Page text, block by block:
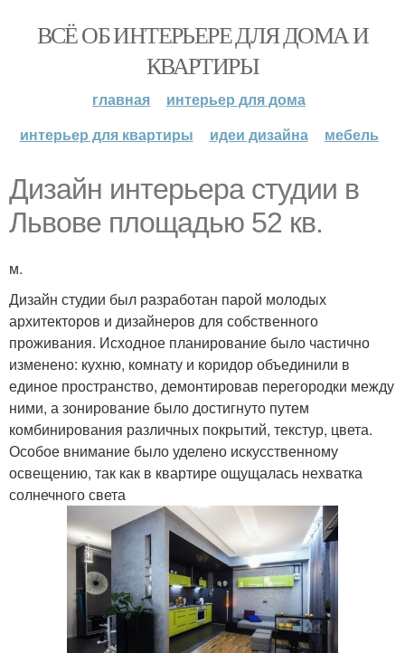
ВСЁ ОБ ИНТЕРЬЕРЕ ДЛЯ ДОМА И
КВАРТИРЫ
главная
интерьер для дома
интерьер для квартиры
идеи дизайна мебель
Дизайн интерьера студии в
Львове площадью 52 кв.
м.
Дизайн студии был разработан парой молодых
архитекторов и дизайнеров для собственного
проживания. Исходное планирование было частично
изменено: кухню, комнату и коридор объединили в
единое пространство, демонтировав перегородки между
ними, а зонирование было достигнуто путем
комбинирования различных покрытий, текстур, цвета.
Особое внимание было уделено искусственному
освещению, так как в квартире ощущалась нехватка
солнечного света